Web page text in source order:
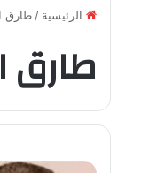
الرئيسية / طارق